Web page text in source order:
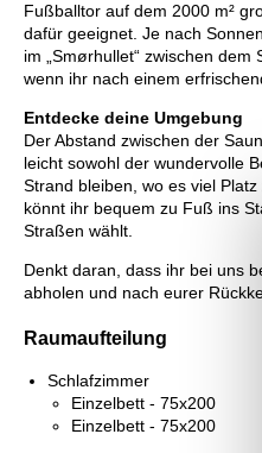
Fußballtor auf dem 2000 m²
dafür geeignet. Je nach
im „Smørhullet“ zwischen
wenn ihr nach einem
Entdecke deine Umgebung
Der Abstand zwischen der
leicht sowohl der wundervolle
Strand bleiben, wo es viel
könnt ihr bequem zu Fuß ins
Straßen wählt.
Denkt daran, dass ihr bei uns
abholen und nach eurer
Raumaufteilung
Schlafzimmer
Einzelbett - 75x200
Einzelbett - 75x200